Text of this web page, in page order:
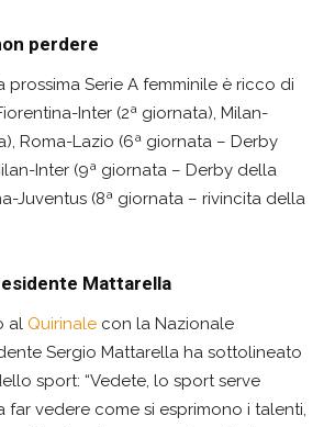
perdere
Serie A femminile è ricco di
Inter (2ª giornata), Milan-
Roma-Lazio (6ª giornata – Derby
Inter (9ª giornata – Derby della
Juventus (8ª giornata – rivincita della
Mattarella
al Quirinale con la Nazionale
Sergio Mattarella ha sottolineato
sport: “Vedete, lo sport serve
far vedere come si esprimono i talenti,